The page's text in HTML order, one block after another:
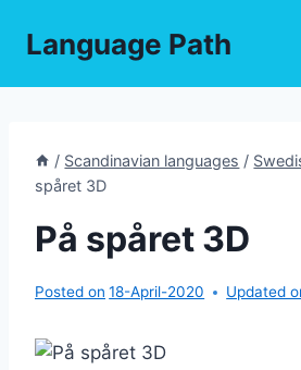
Language Path
/ Scandinavian languages /
spåret 3D
På spåret 3D
Posted on 18-April-2020 Updated